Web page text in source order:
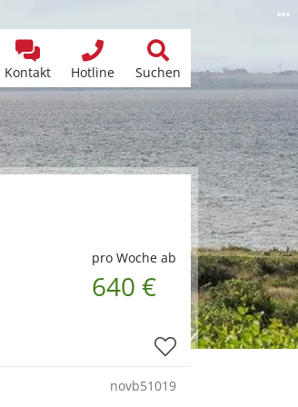
Kontakt Hotline Suchen
pro Woche ab
640 €
novb51019